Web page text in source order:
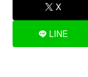
X
LINE